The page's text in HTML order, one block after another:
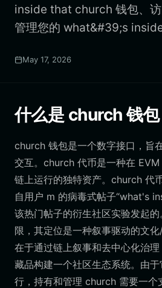
inside that church 钱包、
管理您的 what&#39;s
May 17, 2026
什么是 church 钱包
church 钱包是一个数字接口，旨
交互。church 代币是一种在
链上运行的独特资产。church 代
自用户 m 的病毒式帖子“what's
该热门帖子的衍生社区实验发起
限，其定位是一种叙事驱动的文
在于通过链上叙事和去中心化治
藏品构建一个社区生态系统。由
行，持有和管理 church 需要一个